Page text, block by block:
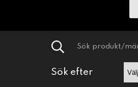
Sök efter